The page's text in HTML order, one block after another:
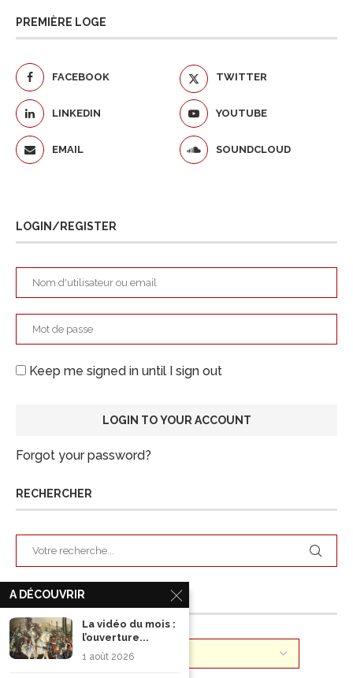
PREMIÈRE LOGE
FACEBOOK TWITTER
LINKEDIN YOUTUBE
EMAIL SOUNDCLOUD
LOGIN/REGISTER
Keep me signed in until I sign out
Forgot your password?
RECHERCHER
ARCHIVES
A DÉCOUVRIR
La vidéo du mois :
l’ouverture...
1 août 2026